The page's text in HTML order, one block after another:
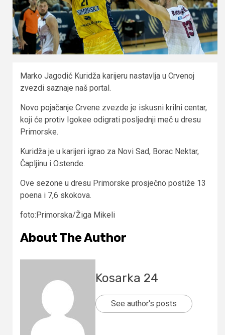
Marko Jagodić Kuridža karijeru nastavlja u Crvenoj
zvezdi saznaje naš portal.
Novo pojačanje Crvene zvezde je iskusni krilni centar,
koji će protiv Igokee odigrati posljednji meč u dresu
Primorske.
Kuridža je u karijeri igrao za Novi Sad, Borac Nektar,
Čapljinu i Ostende.
Ove sezone u dresu Primorske prosječno postiže 13
poena i 7,6 skokova.
foto:Primorska/Žiga Mikeli
About The Author
Kosarka 24
See author's posts